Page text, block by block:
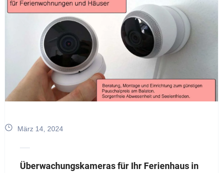
März 14, 2024
Überwachungskameras für Ihr Ferienhaus in